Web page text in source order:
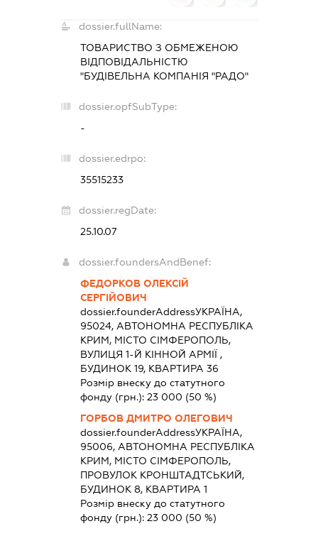
dossier.fullName:
ТОВАРИСТВО З ОБМЕЖЕНОЮ
ВІДПОВІДАЛЬНІСТЮ
"БУДІВЕЛЬНА КОМПАНІЯ "РАДО"
dossier.opfSubType:
-
dossier.edrpo:
35515233
dossier.regDate:
25.10.07
dossier.foundersAndBenef:
ФЕДОРКОВ ОЛЕКСІЙ
СЕРГІЙОВИЧ
dossier.founderAddressУКРАЇНА,
95024, АВТОНОМНА РЕСПУБЛІКА
КРИМ, МІСТО СІМФЕРОПОЛЬ,
ВУЛИЦЯ 1-Й КІННОЙ АРМІЇ ,
БУДИНОК 19, КВАРТИРА 36
Розмір внеску до статутного
фонду (грн.):23 000 (50 %)
ГОРБОВ ДМИТРО ОЛЕГОВИЧ
dossier.founderAddressУКРАЇНА,
95006, АВТОНОМНА РЕСПУБЛІКА
КРИМ, МІСТО СІМФЕРОПОЛЬ,
ПРОВУЛОК КРОНШТАДТСЬКИЙ,
БУДИНОК 8, КВАРТИРА 1
Розмір внеску до статутного
фонду (грн.):23 000 (50 %)